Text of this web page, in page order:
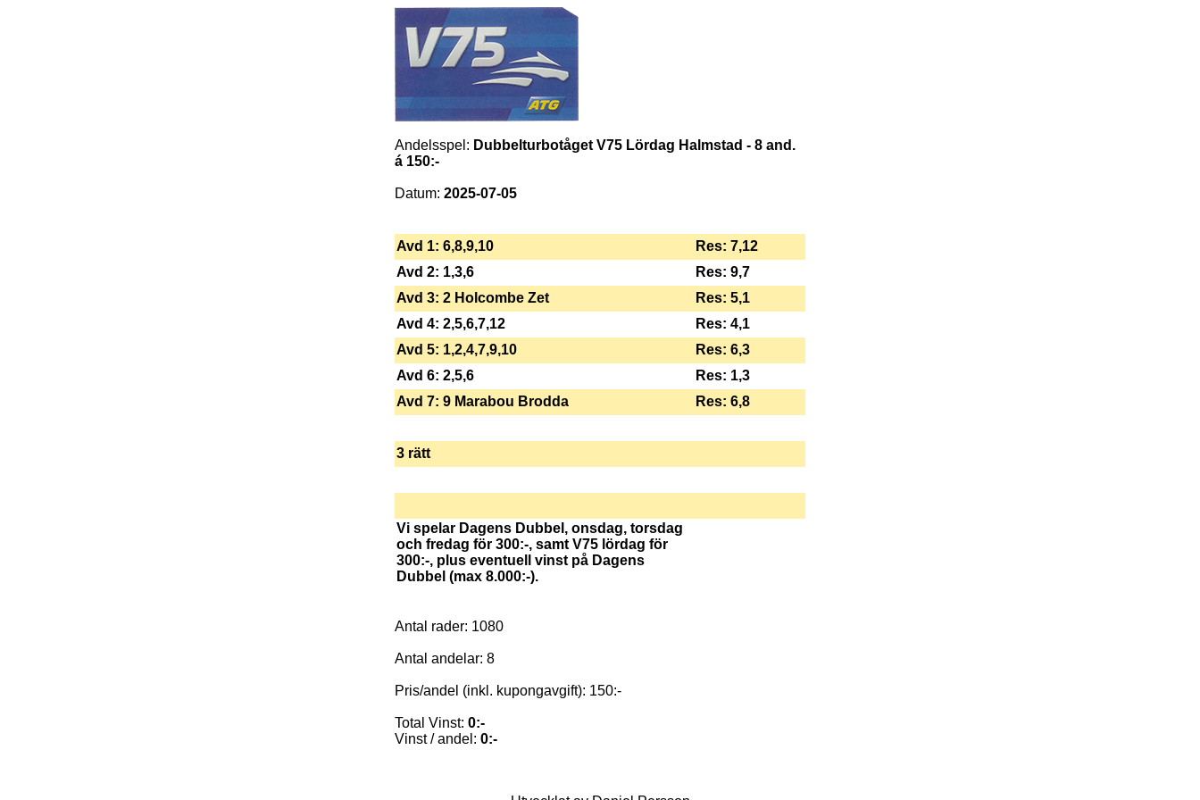
Andelsspel: Dubbelturbotåget V75 Lördag Halmstad - 8 and.
á 150:-
Datum: 2025-07-05
Avd 1: 6,8,9,10
Res: 7,12
Avd 2: 1,3,6
Res: 9,7
Avd 3: 2 Holcombe Zet
Res: 5,1
Avd 4: 2,5,6,7,12
Res: 4,1
Avd 5: 1,2,4,7,9,10
Res: 6,3
Avd 6: 2,5,6
Res: 1,3
Avd 7: 9 Marabou Brodda
Res: 6,8
3 rätt
Vi spelar Dagens Dubbel, onsdag, torsdag
och fredag för 300:-, samt V75 lördag för
300:-, plus eventuell vinst på Dagens
Dubbel (max 8.000:-).
Antal rader: 1080
Antal andelar: 8
Pris/andel (inkl. kupongavgift): 150:-
Total Vinst: 0:-
Vinst / andel: 0:-